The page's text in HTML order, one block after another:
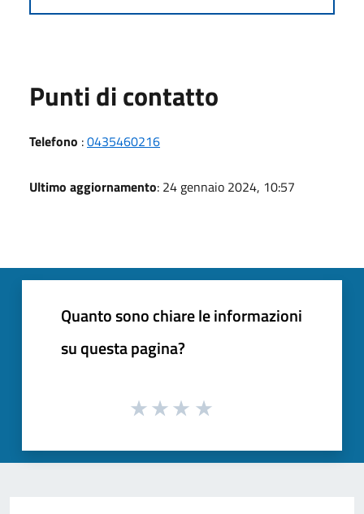
Punti di contatto
Telefono :0435460216
Ultimo aggiornamento: 24 gennaio 2024, 10:57
Quanto sono chiare le informazioni
su questa pagina?